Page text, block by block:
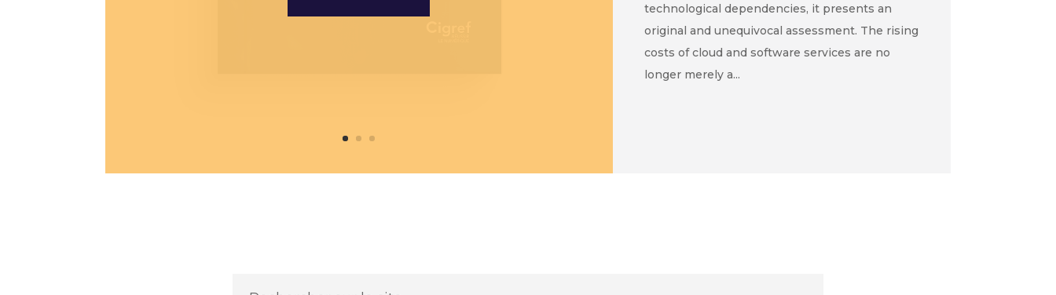
technological dependencies, it presents an
original and unequivocal assessment. The rising
costs of cloud and software services are no
longer merely a...